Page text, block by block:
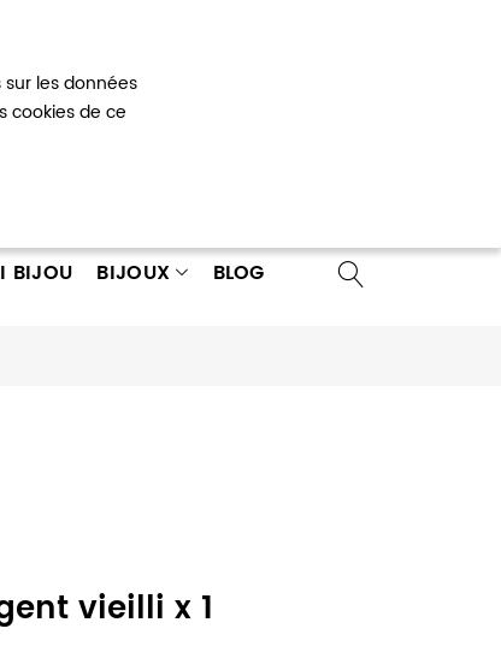
les données
cookies de ce
BIJOU BIJOUX BLOG
vieilli x 1